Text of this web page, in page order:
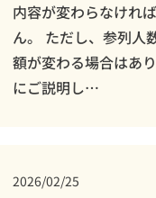
内容が変わらなけれ
ん。 ただし、参列人
額が変わる場合はあ
にご説明し…
2026/02/25